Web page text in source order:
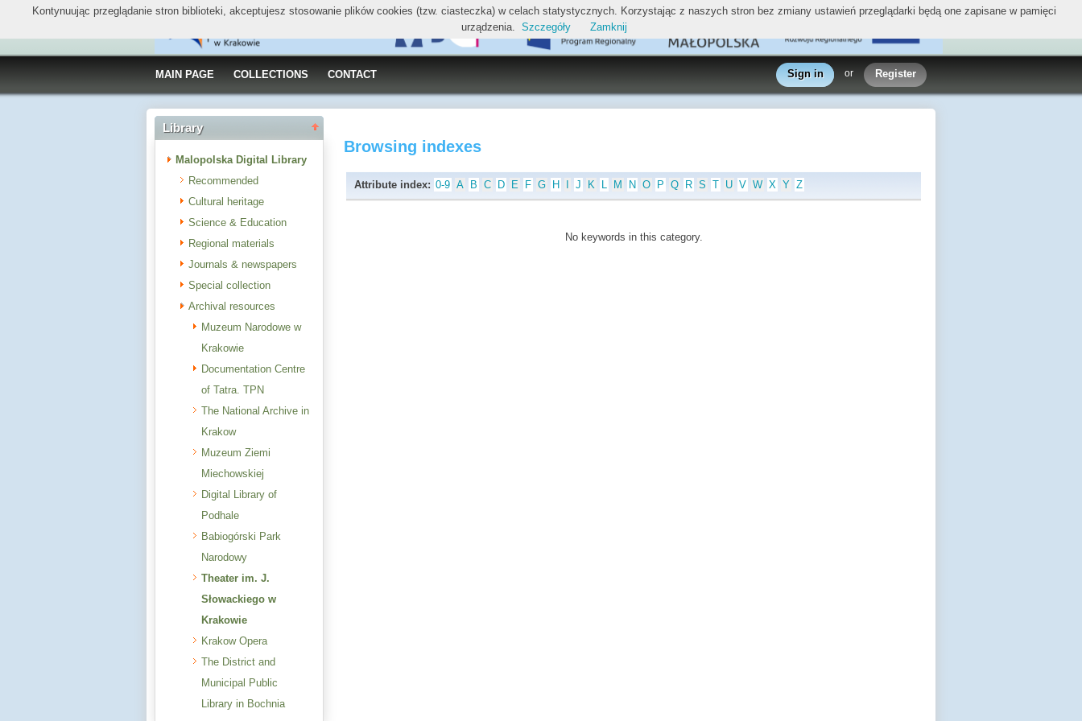
MAIN PAGE COLLECTIONS CONTACT Sign in or Register
Library
Malopolska Digital Library
Recommended
Cultural heritage
Science & Education
Regional materials
Journals & newspapers
Special collection
Archival resources
Muzeum Narodowe w
Krakowie
Documentation Centre
of Tatra. TPN
The National Archive in
Krakow
Muzeum Ziemi
Miechowskiej
Digital Library of
Podhale
Babiogórski Park
Narodowy
Theater im. J.
Słowackiego w
Krakowie
Krakow Opera
The District and
Municipal Public
Library in Bochnia
Browsing indexes
Attribute index: 0-9 A B C D E F G H J K L M N O P Q R S T U V W X Y Z
No keywords in this category.
Kontynuując przeglądanie stron biblioteki, akceptujesz stosowanie plików cookies (tzw. ciasteczka) w celach statystycznych. Korzystając z naszych stron bez zmiany ustawień przeglądarki będą one zapisane w pamięci
urządzenia. Szczegóły Zamknij